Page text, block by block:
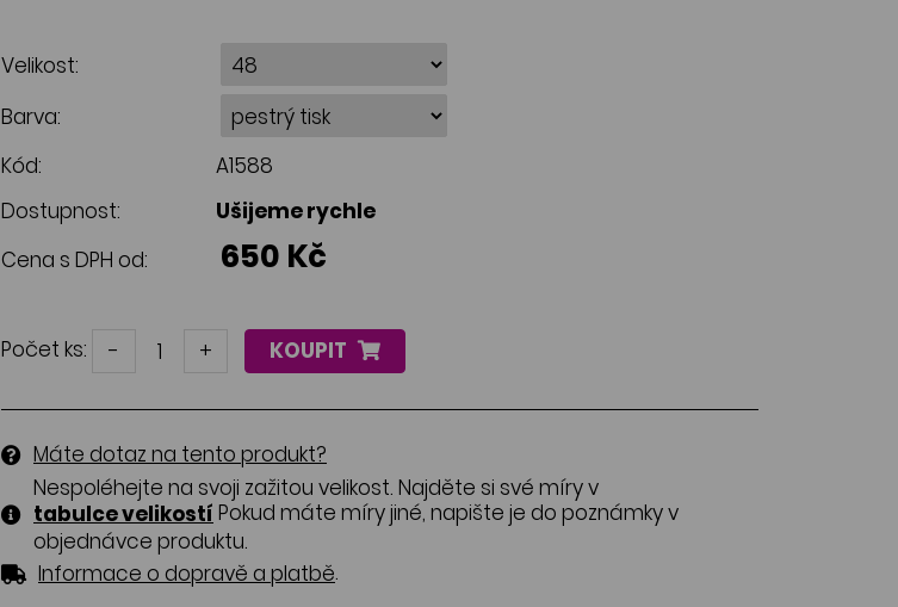
Velikost:
Barva:
Kód:
A1588
Dostupnost:
Ušijeme rychle
Cena s DPH od:
650 Kč
Počet ks: - + KOUPIT
Máte dotaz na tento produkt?
Nespoléhejte na svoji zažitou velikost. Najděte si své míry v
tabulce velikostí Pokud máte míry jiné, napište je do poznámky v
objednávce produktu.
Informace o dopravě a platbě.